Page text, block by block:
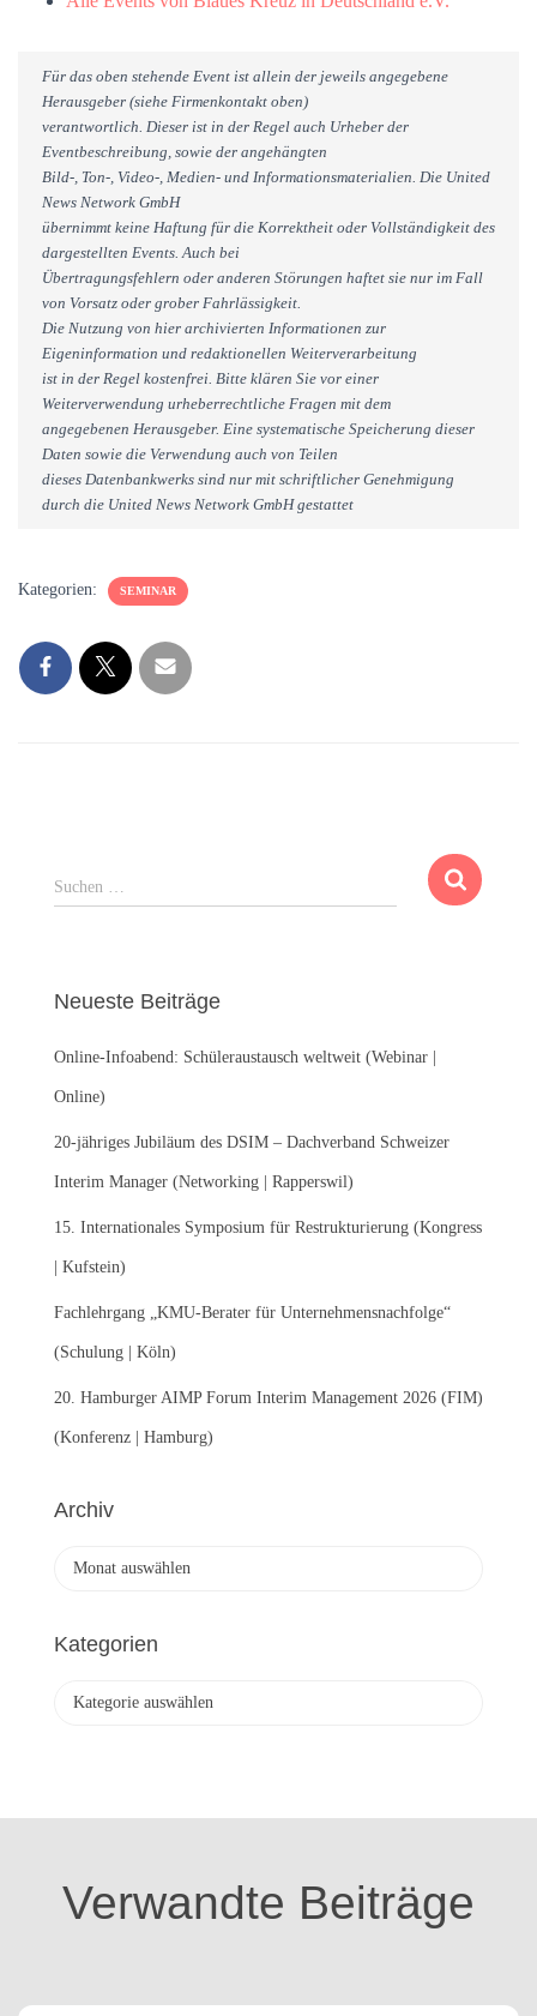
Für das oben stehende Event ist allein der jeweils angegebene
Herausgeber (siehe Firmenkontakt oben)
verantwortlich. Dieser ist in der Regel auch Urheber der
Eventbeschreibung, sowie der angehängten
Bild-, Ton-, Video-, Medien- und Informationsmaterialien. Die United
News Network GmbH
übernimmt keine Haftung für die Korrektheit oder Vollständigkeit des
dargestellten Events. Auch bei
Übertragungsfehlern oder anderen Störungen haftet sie nur im Fall
von Vorsatz oder grober Fahrlässigkeit.
Die Nutzung von hier archivierten Informationen zur
Eigeninformation und redaktionellen Weiterverarbeitung
ist in der Regel kostenfrei. Bitte klären Sie vor einer
Weiterverwendung urheberrechtliche Fragen mit dem
angegebenen Herausgeber. Eine systematische Speicherung dieser
Daten sowie die Verwendung auch von Teilen
dieses Datenbankwerks sind nur mit schriftlicher Genehmigung
durch die United News Network GmbH gestattet
Kategorien: SEMINAR
S
u
n
a
c
:
Suchen …
Neueste Beiträge
Online-Infoabend: Schüleraustausch weltweit (Webinar |
Online)
20-jähriges Jubiläum des DSIM – Dachverband Schweizer
Interim Manager (Networking | Rapperswil)
15. Internationales Symposium für Restrukturierung (Kongress
| Kufstein)
Fachlehrgang „KMU-Berater für Unternehmensnachfolge“
(Schulung | Köln)
20. Hamburger AIMP Forum Interim Management 2026 (FIM)
(Konferenz | Hamburg)
Archiv
h
Kategorien
o
Verwandte Beiträge